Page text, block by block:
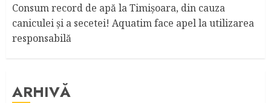
Consum record de apă la Timişoara, din cauza
caniculei şi a secetei! Aquatim face apel la utilizarea
responsabilă
ARHIVĂ